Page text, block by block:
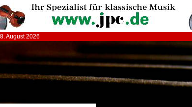
August 2026